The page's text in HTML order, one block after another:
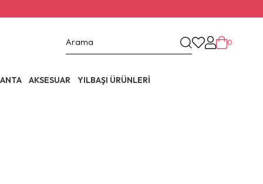
0
AKSESUAR YILBAŞI ÜRÜNLERİ